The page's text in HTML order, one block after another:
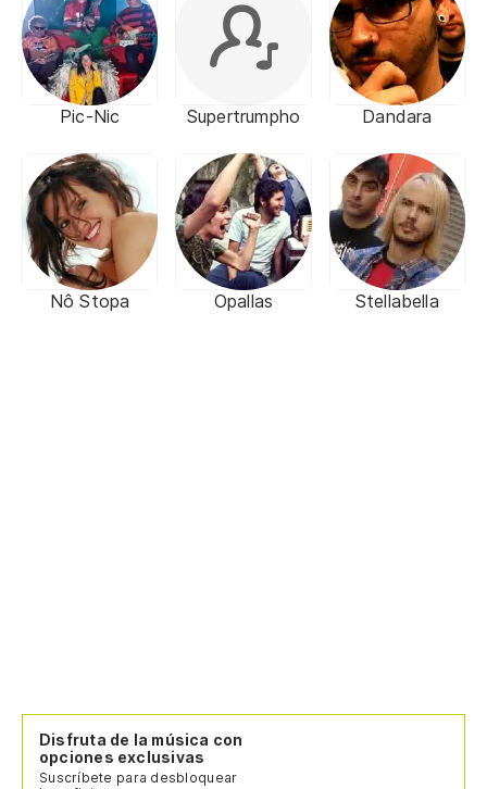
Pic-Nic Supertrumpho Dandara
Nô Stopa Opallas Stellabella
Disfruta de la música con
opciones exclusivas
Suscríbete para desbloquear